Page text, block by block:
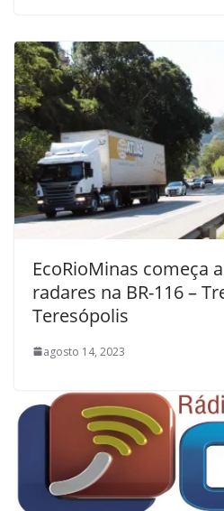
EcoRioMinas começa
radares na BR-116 –
Teresópolis
agosto 14, 2023